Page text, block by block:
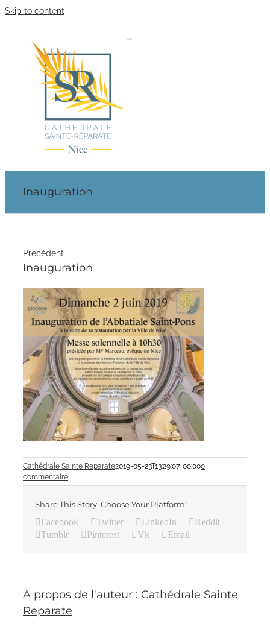
Skip to content
Inauguration
Précédent
Inauguration
Cathédrale Sainte Reparate2019-05-23T13:29:07+00:000
commentaire
Share This Story, Choose Your Platform!
Facebook Twitter LinkedIn
Reddit
Tumblr
Pinterest Vk Email
À propos de l'auteur : Cathédrale Sainte
Reparate